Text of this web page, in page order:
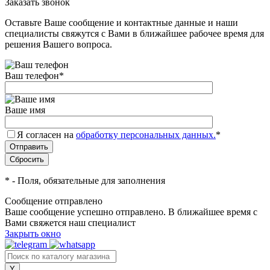
Заказать звонок
Оставьте Ваше сообщение и контактные данные и наши
специалисты свяжутся с Вами в ближайшее рабочее время для
решения Вашего вопроса.
Ваш телефон*
Ваше имя
Я согласен на обработку персональных данных.*
* - Поля, обязательные для заполнения
Сообщение отправлено
Ваше сообщение успешно отправлено. В ближайшее время с
Вами свяжется наш специалист
Закрыть окно